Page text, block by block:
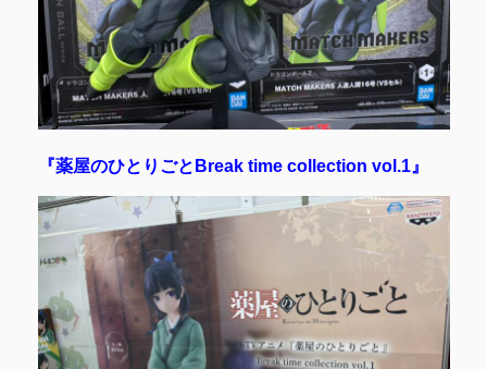
『薬屋のひとりごとBreak time collection vol.1』